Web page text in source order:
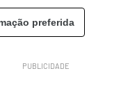
preferida